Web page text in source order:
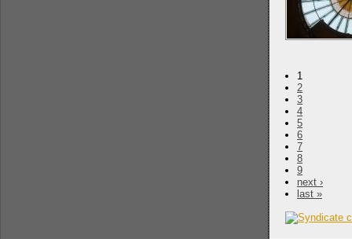
1
2
3
4
5
6
7
8
9
next ›
last »